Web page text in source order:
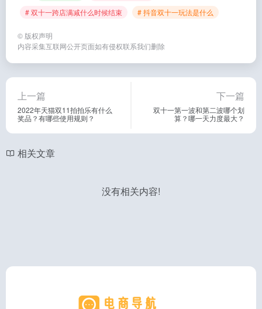
# 双十一跨店满减什么时候结束
# 抖音双十一玩法是什么
© 版权声明
内容采集互联网公开页面如有侵权联系我们删除
上一篇
2022年天猫双11拍拍乐有什么
奖品？有哪些使用规则？
下一篇
双十一第一波和第二波哪个划
算？哪一天力度最大？
相关文章
没有相关内容!